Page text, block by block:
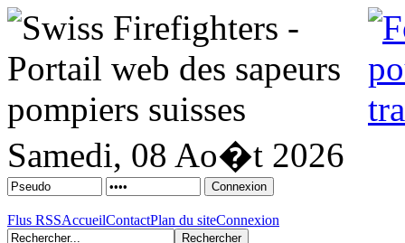
Samedi, 08 Ao�t 2026
Flus RSSAccueilContactPlan du siteConnexion